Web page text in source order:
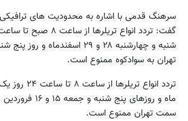
سرهنگ قدمی با اشاره به محدودیت های
تهران به سوادکوه ممنوع است.
ماه و روزهای پنج
سمت تهران ممنوع است.